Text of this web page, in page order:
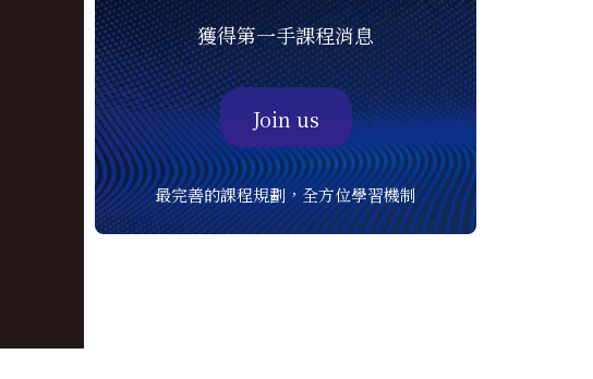
獲得第一手課程消息
Join us
最完善的課程規劃，全方位學習機制